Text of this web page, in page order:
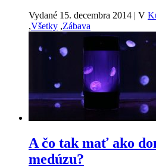
Vydané 15. decembra 2014 | V
,Všetky ,Zábava
A čo tak mať ako
medúzu?